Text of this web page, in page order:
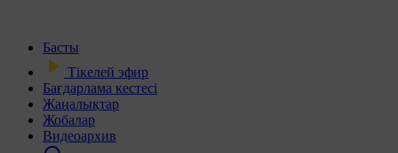
Басты
Тікелей эфир
Бағдарлама кестесі
Жаңалықтар
Жобалар
Видеоархив